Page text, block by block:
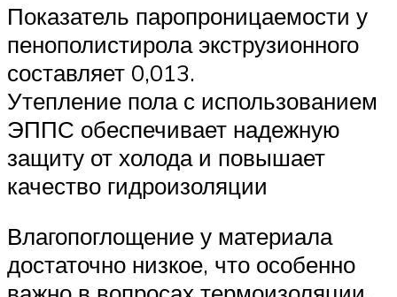
Показатель паропроницаемости у
пенополистирола экструзионного
составляет 0,013.
Утепление пола с использованием
ЭППС обеспечивает надежную
защиту от холода и повышает
качество гидроизоляции
Влагопоглощение у материала
достаточно низкое, что особенно